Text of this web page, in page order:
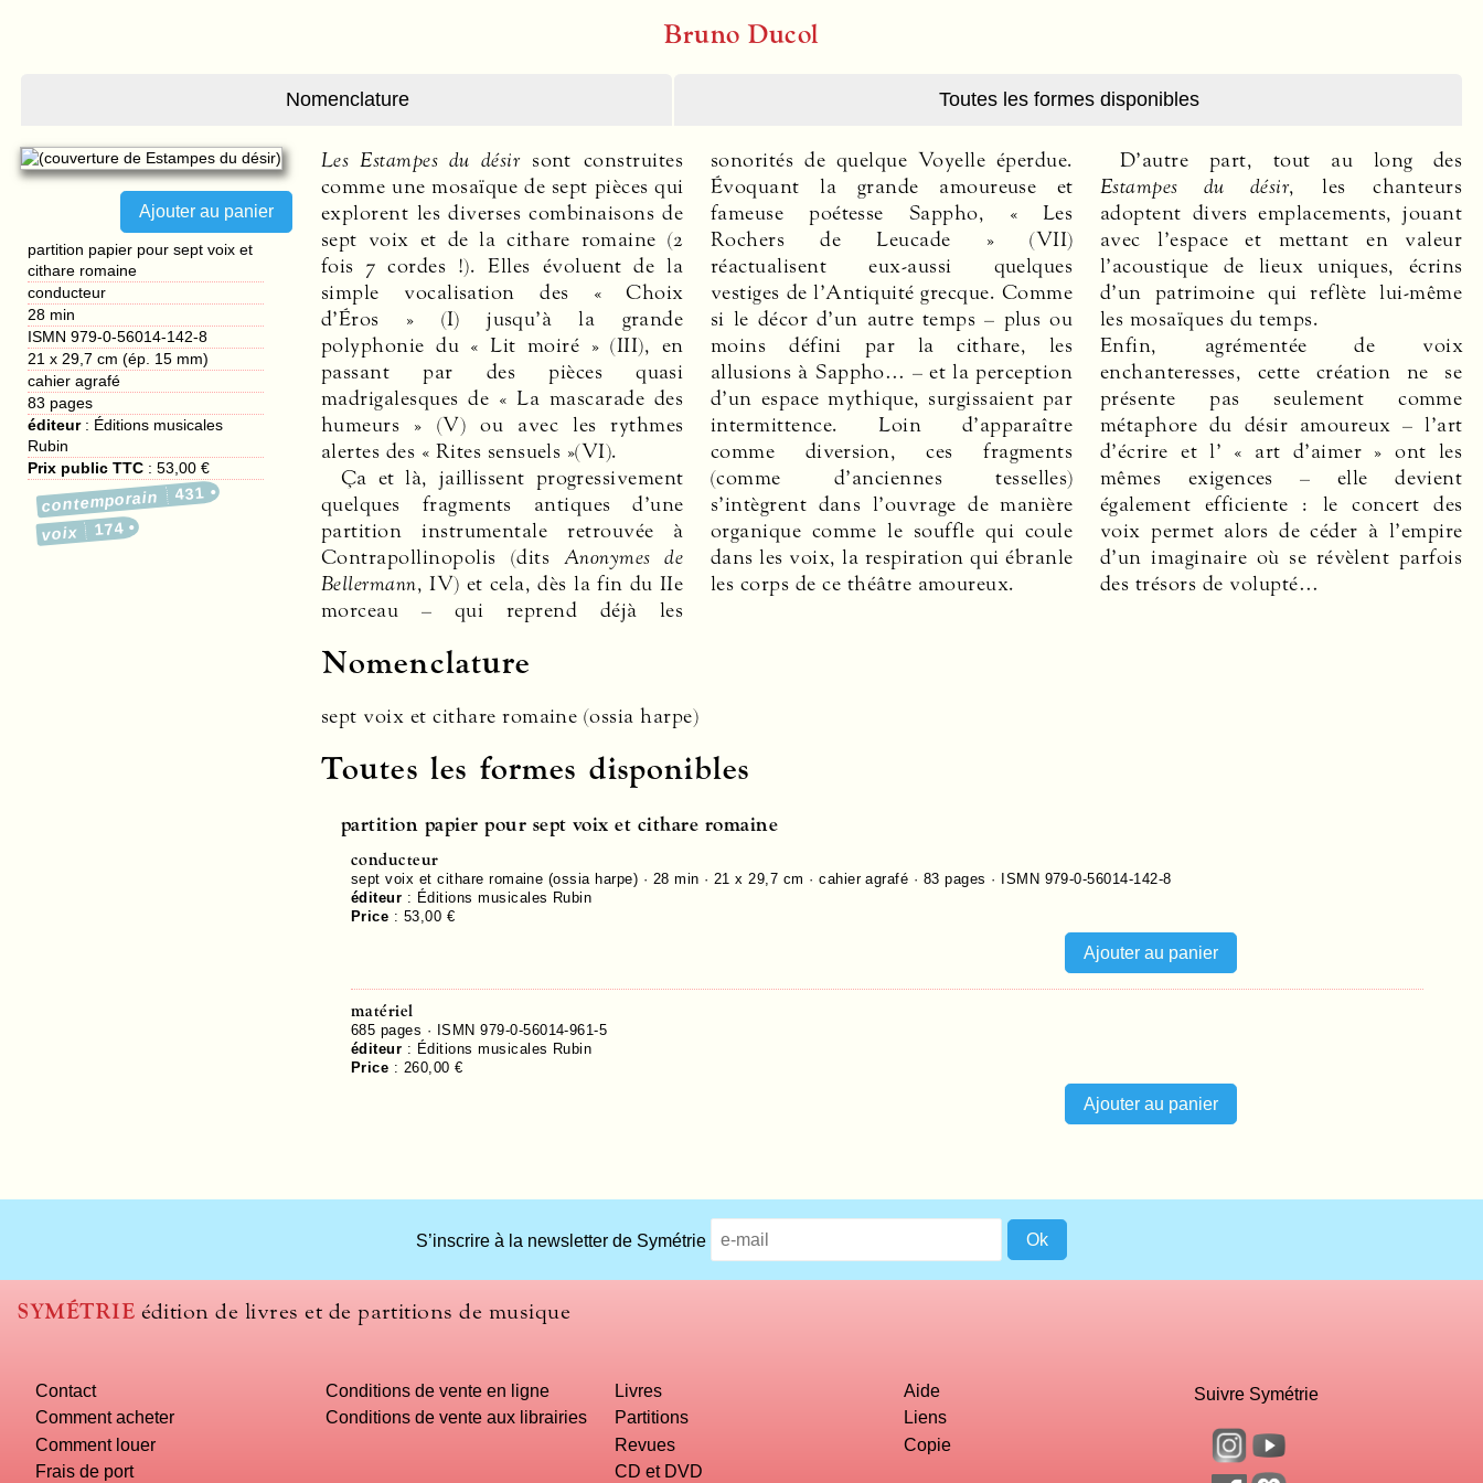
Bruno Ducol
Nomenclature Toutes les formes disponibles
partition papier pour sept voix et
cithare romaine
conducteur
28 min
ISMN 979-0-56014-142-8
21 x 29,7 cm (ép. 15 mm)
cahier agrafé
83 pages
éditeur: Éditions musicales
Rubin
Prix public TTC :53,00 €
contemporain 431
voix 174
Les Estampes du désirsont construites
comme une mosaïque de sept pièces qui
explorent les diverses combinaisons de
sept voix et de la cithare romaine (2
fois 7 cordes !). Elles évoluent de la
simple vocalisation des « Choix
d’Éros » (I) jusqu’à la grande
polyphonie du « Lit moiré » (III), en
passant par des pièces quasi
madrigalesques de « La mascarade des
humeurs » (V) ou avec les rythmes
alertes des « Rites sensuels »(VI).
Ça et là, jaillissent progressivement
quelques fragments antiques d’une
partition instrumentale retrouvée à
Contrapollinopolis (dits Anonymes de
Bellermann, IV) et cela, dès la fin du IIe
morceau – qui reprend déjà les
sonorités de quelque Voyelle éperdue.
Évoquant la grande amoureuse et
fameuse poétesse Sappho, « Les
Rochers de Leucade » (VII)
réactualisent eux-aussi quelques
vestiges de l’Antiquité grecque. Comme
si le décor d’un autre temps – plus ou
moins défini par la cithare, les
allusions à Sappho… – et la perception
d’un espace mythique, surgissaient par
intermittence. Loin d’apparaître
comme diversion, ces fragments
(comme d’anciennes tesselles)
s’intègrent dans l’ouvrage de manière
organique comme le souffle qui coule
dans les voix, la respiration qui ébranle
les corps de ce théâtre amoureux.
D’autre part, tout au long des
Estampes du désir, les chanteurs
adoptent divers emplacements, jouant
avec l’espace et mettant en valeur
l’acoustique de lieux uniques, écrins
d’un patrimoine qui reflète lui-même
les mosaïques du temps.
Enfin, agrémentée de voix
enchanteresses, cette création ne se
présente pas seulement comme
métaphore du désir amoureux – l’art
d’écrire et l’ « art d’aimer » ont les
mêmes exigences – elle devient
également efficiente : le concert des
voix permet alors de céder à l’empire
d’un imaginaire où se révèlent parfois
des trésors de volupté…
Nomenclature
sept voix et cithare romaine (ossia harpe)
Toutes les formes disponibles
partition papier pour sept voix et cithare romaine
conducteur
sept voix et cithare romaine (ossia harpe) · 28 min · 21 x 29,7 cm · cahier agrafé · 83 pages ·
ISMN 979-0-56014-142-8
éditeur : Éditions musicales Rubin
Price : 53,00 €
matériel
685 pages ·
ISMN 979-0-56014-961-5
éditeur : Éditions musicales Rubin
Price : 260,00 €
should
we
use
you
computer?
S’inscrire à la newsletter de Symétrie
SYMÉTRIE édition de livres et de partitions de musique
Contact
Comment acheter
Comment louer
Frais de port
Conditions de vente en ligne
Conditions de vente aux librairies
Livres
Partitions
Revues
CD et DVD
Aide
Liens
Copie
Suivre Symétrie